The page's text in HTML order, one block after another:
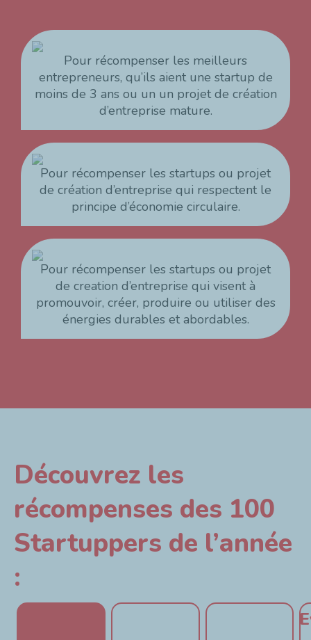
Pour récompenser les meilleurs
entrepreneurs, qu’ils aient une startup de
moins de 3 ans ou un un projet de création
d’entreprise mature.
Pour récompenser les startups ou projet
de création d’entreprise qui respectent le
principe d’économie circulaire.
Pour récompenser les startups ou projet
de creation d’entreprise qui visent à
promouvoir, créer, produire ou utiliser des
énergies durables et abordables.
Découvrez les
récompenses des 100
Startuppers de l’année
: